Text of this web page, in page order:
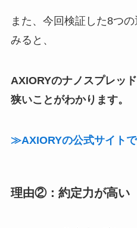
また、今回検証した8つ
みると、
AXIORYのナノスプレッ
狭いことがわかります。
≫AXIORYの公式サイト
理由②：約定力が高い